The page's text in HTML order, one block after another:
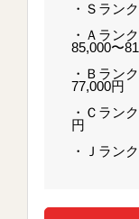
・Ｓラン
・Ａラン
85,000〜
・Ｂラン
77,000円
・Ｃラン
円
・Ｊラン